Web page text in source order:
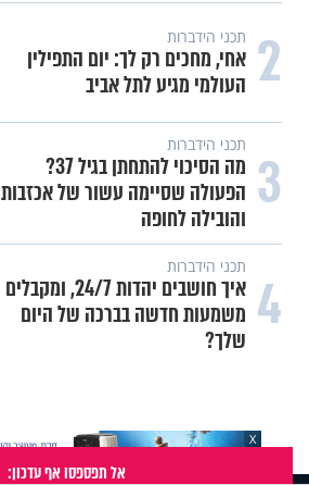
2 תכני הידברות
אחי, מחכים רק לך: יום התפילין
העולמי מגיע לתל אביב
3 תכני הידברות
מה הסיכוי להתחתן בגיל 37?
הפעולה שסיימה עשור של אכזבות
והובילה לחופה
4 תכני הידברות
איך חושבים יהדות 24/7, ומקבלים
משמעות חדשה בברכה של היום
שלך?
אל תפספסו אף עדכון:
X